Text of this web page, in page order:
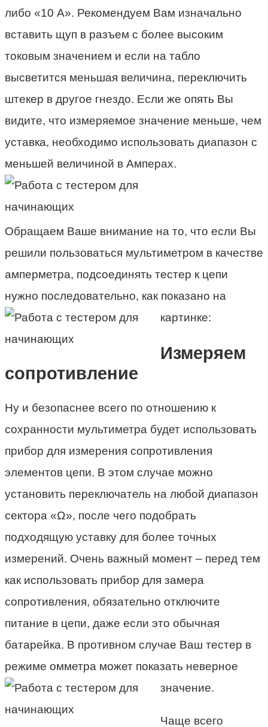
либо «10 А». Рекомендуем Вам изначально
вставить щуп в разъем с более высоким
токовым значением и если на табло
высветится меньшая величина, переключить
штекер в другое гнездо. Если же опять Вы
видите, что измеряемое значение меньше, чем
уставка, необходимо использовать диапазон с
меньшей величиной в Амперах.
Обращаем Ваше внимание на то, что если Вы
решили пользоваться мультиметром в качестве
амперметра, подсоединять тестер к цепи
нужно последовательно, как показано на
картинке:
Измеряем
сопротивление
Ну и безопаснее всего по отношению к
сохранности мультиметра будет использовать
прибор для измерения сопротивления
элементов цепи. В этом случае можно
установить переключатель на любой диапазон
сектора «Ω», после чего подобрать
подходящую уставку для более точных
измерений. Очень важный момент – перед тем
как использовать прибор для замера
сопротивления, обязательно отключите
питание в цепи, даже если это обычная
батарейка. В противном случае Ваш тестер в
режиме омметра может показать неверное
значение.
Чаще всего